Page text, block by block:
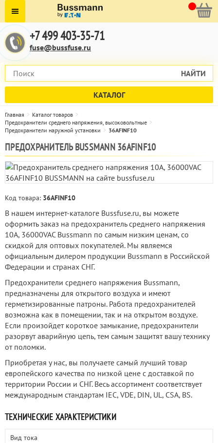
+7 499 403-35-71
fuse@bussfuse.ru
НАЙТИ
КАТАЛОГ
Главная
Каталог товаров
Предохранители среднего напряжения, высоковольтные
Предохранители наружной установки
36AFINF10
ПРЕДОХРАНИТЕЛЬ BUSSMANN 36AFINF10
Код товара: 36AFINF10
В нашем интернет-каталоге Bussfuse.ru, вы можете
оформить заказ на предохранитель среднего напряжения
10А, 36000VAC Bussmann по самым низким ценам, со
скидкой для оптовых покупателей. Мы являемся
официальным дилером продукции Bussmann в Российской
Федерации и странах СНГ.
Предохранители среднего напряжения Bussmann,
предназначены для открытого воздуха и имеют
герметизированные патроны. Работа предохранителей
возможна как в помещении, так и на открытом воздухе.
Если произойдет короткое замыкание, предохранители
разорвут аварийную цепь, тем самым защитят вашу технику
от поломки.
Приобретая у нас, вы получаете самый лучший товар
европейского качества по низкой цене с доставкой по
территории России и СНГ. Весь ассортимент соответствует
международным стандартам IEC, VDE, DIN, UL, CSA, BS.
ТЕХНИЧЕСКИЕ ХАРАКТЕРИСТИКИ
Вид тока